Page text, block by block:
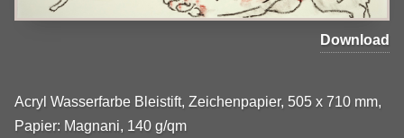
Download
Acryl Wasserfarbe Bleistift, Zeichenpapier, 505 x 710 mm,
Papier: Magnani, 140 g/qm